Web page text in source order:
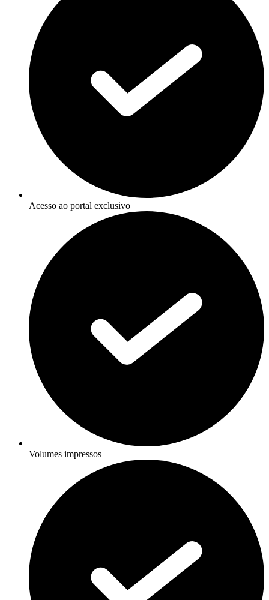
Acesso ao portal exclusivo
Volumes impressos